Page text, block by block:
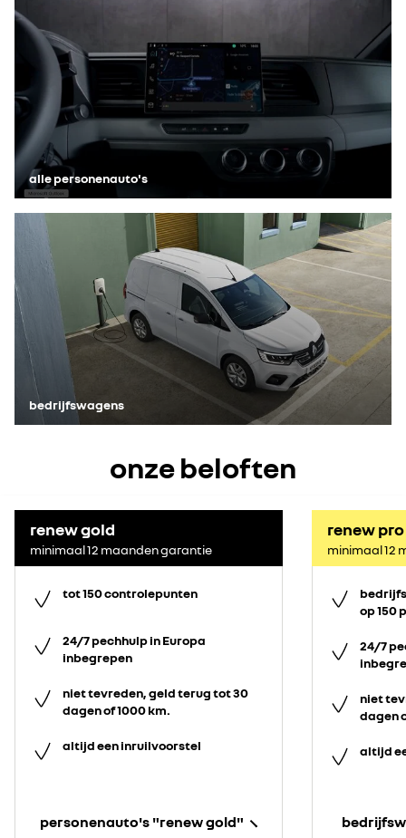
alle personenauto's
bedrijfswagens
onze beloften
renew gold
minimaal 12 maanden garantie
tot 150 controlepunten
24/7 pechhulp in Europa
inbegrepen
niet tevreden, geld terug tot 30
dagen of 1000 km.
altijd een inruilvoorstel
personenauto's "renew gold"
renew pro
minimaal 12
op 150
24/7
niet
dagen
altijd